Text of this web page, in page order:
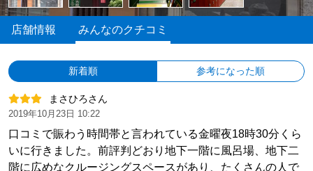
店舗情報 みんなのクチコミ
新着順 参考になった順
まさひろさん
2019年10月23日 10:22
口コミで賑わう時間帯と言われている金曜夜18時30分くら
いに行きました。前評判どおり地下一階に風呂場、地下二
階に広めなクルージングスペースがあり、たくさんの人で